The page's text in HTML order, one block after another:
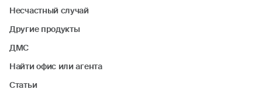
Несчастный случай
Другие продукты
ДМС
Найти офис или агента
Статьи